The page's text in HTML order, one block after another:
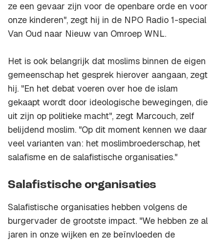
ze een gevaar zijn voor de openbare orde en voor
onze kinderen", zegt hij in de NPO Radio 1-special
Van Oud naar Nieuw van Omroep WNL.
Het is ook belangrijk dat moslims binnen de eigen
gemeenschap het gesprek hierover aangaan, zegt
hij. "En het debat voeren over hoe de islam
gekaapt wordt door ideologische bewegingen, die
uit zijn op politieke macht", zegt Marcouch, zelf
belijdend moslim. "Op dit moment kennen we daar
veel varianten van: het moslimbroederschap, het
salafisme en de salafistische organisaties."
Salafistische organisaties
Salafistische organisaties hebben volgens de
burgervader de grootste impact. "We hebben ze al
jaren in onze wijken en ze beïnvloeden de